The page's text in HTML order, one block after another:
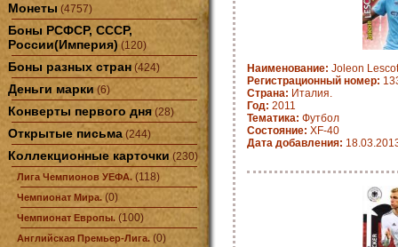
Монеты (4757)
Боны РСФСР, СССР,
России(Империя) (120)
Боны разных стран (424)
Деньги марки (6)
Конверты первого дня (28)
Открытые письма (244)
Коллекционные карточки (230)
Лига Чемпионов УЕФА. (118)
Чемпионат Мира. (0)
Чемпионат Европы. (100)
Английская Премьер-Лига. (0)
Наименование: Joleon
Регистрационный номер:
Страна: Италия.
Год: 2011
Тематика: Футбол
Состояние: XF-40
Дата добавления: